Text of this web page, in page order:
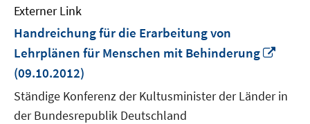
Externer Link
Handreichung für die Erarbeitung von
Lehrplänen für Menschen mit Behinderung
(09.10.2012)
Ständige Konferenz der Kultusminister der Länder in
der Bundesrepublik Deutschland